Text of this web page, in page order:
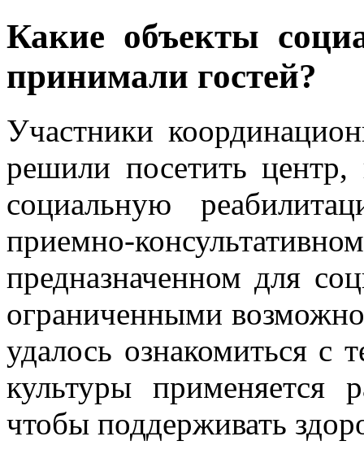
Какие объекты
принимали гостей?
Участники
решили посетить
социальную
приемно-
предназначенном для
ограниченными
удалось ознакомиться с
культуры применяется
чтобы поддерживать